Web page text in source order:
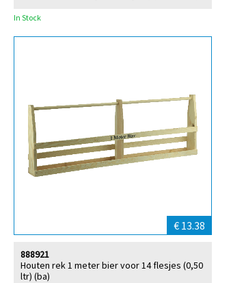
In Stock
€ 13.38
Houten rek 1 meter bier voor 14 flesjes (0,50
ltr) (ba)
888921